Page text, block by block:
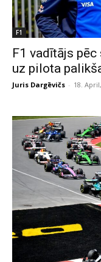
F1
F1 vadītājs pēc
uz pilota
Juris Dargēvičs - 18.